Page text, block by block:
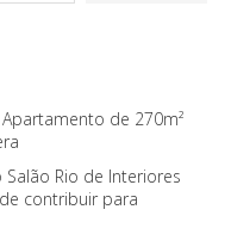
de 270m²
Rio de Interiores
contribuir para